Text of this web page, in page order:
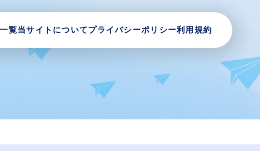
覧当サイトについてプライバシーポリシー利用規約